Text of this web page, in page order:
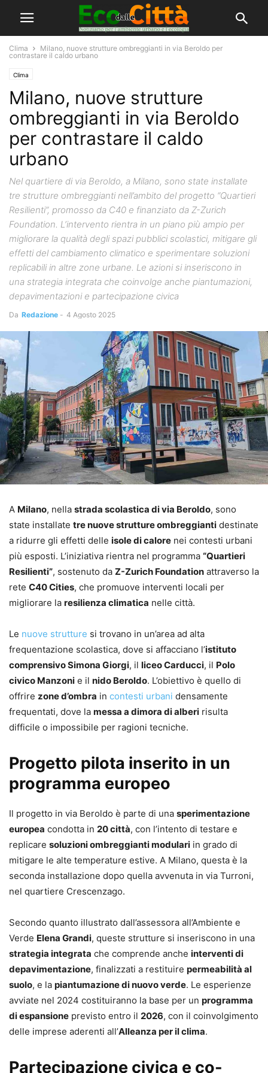
Clima
Milano, nuove strutture ombreggianti in via Beroldo per
contrastare il caldo urbano
Clima
Milano, nuove strutture
ombreggianti in via Beroldo
per contrastare il caldo
urbano
Nel quartiere di via Beroldo, a Milano, sono state installate
tre strutture ombreggianti nell’ambito del progetto “Quartieri
Resilienti”, promosso da C40 e finanziato da Z-Zurich
Foundation. L’intervento rientra in un piano più ampio per
migliorare la qualità degli spazi pubblici scolastici, mitigare gli
effetti del cambiamento climatico e sperimentare soluzioni
replicabili in altre zone urbane. Le azioni si inseriscono in
una strategia integrata che coinvolge anche piantumazioni,
depavimentazioni e partecipazione civica
Da Redazione - 4 Agosto 2025
A Milano, nella strada scolastica di via Beroldo, sono
state installate tre nuove strutture ombreggianti destinate
a ridurre gli effetti delle isole di calore nei contesti urbani
più esposti. L’iniziativa rientra nel programma “Quartieri
Resilienti”, sostenuto da Z-Zurich Foundation attraverso la
rete C40 Cities, che promuove interventi locali per
migliorare la resilienza climatica nelle città.
Le nuove strutture si trovano in un’area ad alta
frequentazione scolastica, dove si affacciano l’istituto
comprensivo Simona Giorgi, il liceo Carducci, il Polo
civico Manzoni e il nido Beroldo. L’obiettivo è quello di
offrire zone d’ombra in contesti urbani densamente
frequentati, dove la messa a dimora di alberi risulta
difficile o impossibile per ragioni tecniche.
Progetto pilota inserito in un
programma europeo
Il progetto in via Beroldo è parte di una sperimentazione
europea condotta in 20 città, con l’intento di testare e
replicare soluzioni ombreggianti modulari in grado di
mitigare le alte temperature estive. A Milano, questa è la
seconda installazione dopo quella avvenuta in via Turroni,
nel quartiere Crescenzago.
Secondo quanto illustrato dall’assessora all’Ambiente e
Verde Elena Grandi, queste strutture si inseriscono in una
strategia integrata che comprende anche interventi di
depavimentazione, finalizzati a restituire permeabilità al
suolo, e la piantumazione di nuovo verde. Le esperienze
avviate nel 2024 costituiranno la base per un programma
di espansione previsto entro il 2026, con il coinvolgimento
delle imprese aderenti all’Alleanza per il clima.
Partecipazione civica e co-